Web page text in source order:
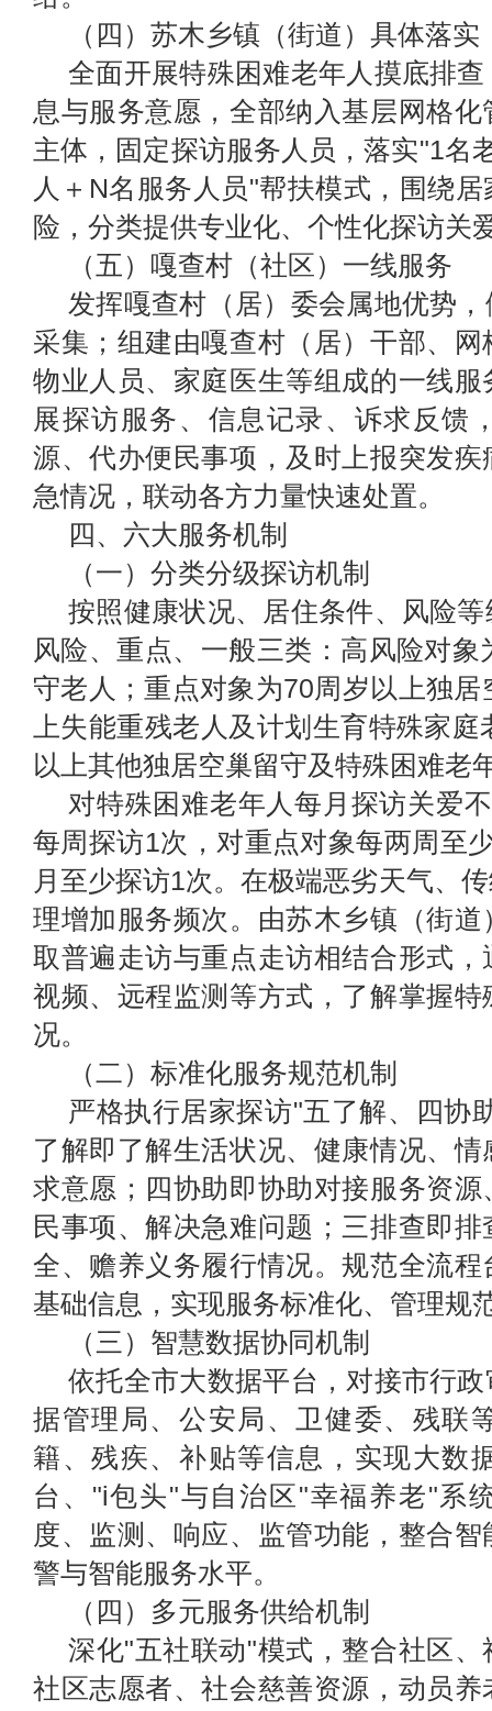
（四） 苏木乡镇（街道）具体落实
全面开展特殊困难老年人摸底排
息与服务意愿，全部纳入基层网格
主体，固定探访服务人员，落实"1名
人＋N名服务人员"帮扶模式，围绕
险，分类提供专业化、个性化探访关
（五）嘎查村（社区）一线服务
发挥嘎查村（居）委会属地优势
采集；组建由嘎查村（居）干部、
物业人员、家庭医生等组成的一线
展探访服务、信息记录、诉求反馈
源、代办便民事项，及时上报突发
急情况，联动各方力量快速处置。
四、六大服务机制
（一）分类分级探访机制
按照健康状况、居住条件、风险
风险、重点、一般三类：高风险对
守老人；重点对象为70周岁以上独
上失能重残老人及计划生育特殊家
以上其他独居空巢留守及特殊 困难老
对特殊困难老年人每月探访关爱
每周探访1次 ， 对重点对象每两周至
月至少探访1次。在极端恶劣天气、
理增加服务频次。 由苏木乡镇 （街道
取普遍走访与重点走访相结合形式 ，
视频、远程监测等方式 ， 了解掌握特
况。
（二）标准化服务规范机制
严格执行居家探访"五了解、四协
了解即了解生活状况、健康情况、
求意愿；四协助即协助对接服务资
民事项、解决急难问题；三排查即
全、赡养义务履行情况。规范全流
基础信息，实现服务标准化、管理规
（三）智慧数据协同机制
依托全市大数据平台，对接市行政
据管理局、公安局 、 卫健委、残联
籍、残疾、补贴等信息，实现大数
台、"i包头"与自治区"幸福养老"系
度、监测、响应、监管功能，整合
警与智能服务水平。
（四）多元服务供给机制
深化"五社联动"模式，整合社区、
社区志愿者、社会慈善资源， 动员养